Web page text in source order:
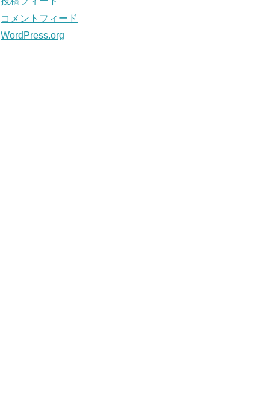
コメントフィード
WordPress.org